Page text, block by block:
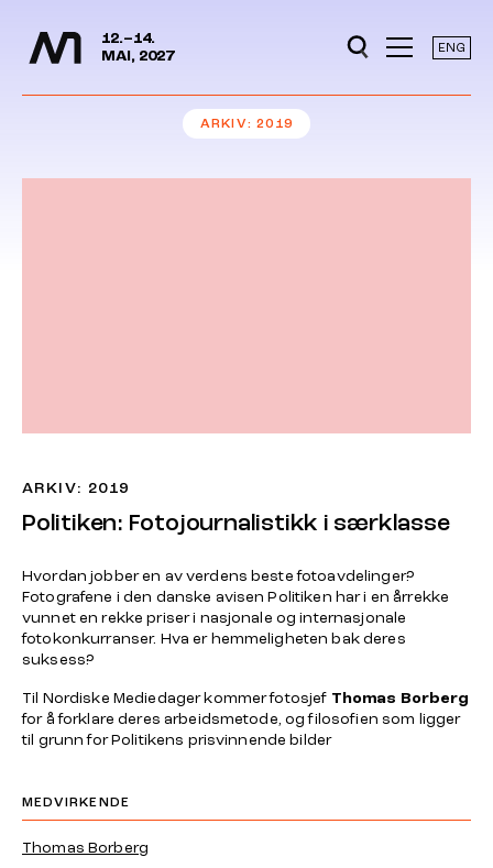
Hopp til hovedinnhold
12.–14.
MAI, 2027
ENG
ARKIV 2019
ARKIV: 2019
Politiken: Fotojournalistikk i særklasse
Hvordan jobber en av verdens beste fotoavdelinger?
Fotografene i den danske avisen Politiken har i en årrekke
vunnet en rekke priser i nasjonale og internasjonale
fotokonkurranser. Hva er hemmeligheten bak deres
suksess?
Til Nordiske Mediedager kommer fotosjef Thomas Borberg
for å forklare deres arbeidsmetode, og filosofien som ligger
til grunn for Politikens prisvinnende bilder
MEDVIRKENDE
Thomas Borberg